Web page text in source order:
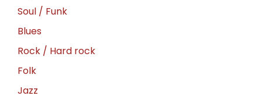
Soul / Funk
Blues
Rock / Hard rock
Folk
Jazz